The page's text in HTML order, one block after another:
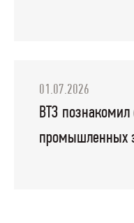
01.07.2026
ВТЗ познакомил
промышленных